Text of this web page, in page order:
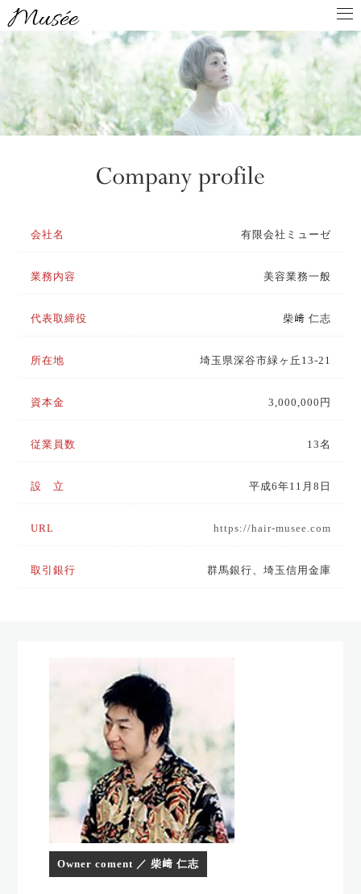
会社名 有限会社ミューゼ
業務内容 美容業務一般
代表取締役 柴﨑 仁志
所在地 埼玉県深谷市緑ヶ丘13-21
資本金 3,000,000円
従業員数 13名
設 立 平成6年11月8日
URL https://hair-musee.com
取引銀行 群馬銀行、埼玉信用金庫
Owner coment ／ 柴﨑 仁志